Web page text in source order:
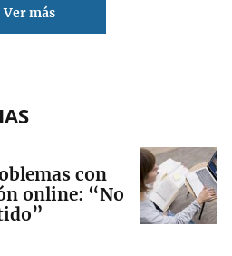
Ver más
con
online: “No